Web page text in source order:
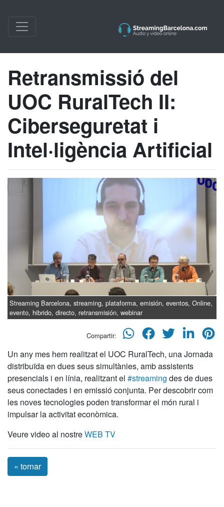
Retransmissió del
UOC RuralTech II:
Ciberseguretat i
Intel·ligència Artificial
Streaming Barcelona, streaming, plataforma, emisión, eventos, Online,
evento, hibrido, directo, retransmisión, webinar
Compartir:
Un any mes hem realitzat el UOC RuralTech, una Jornada
distribuïda en dues seus simultànies, amb assistents
presencials i en línia, realitzant el #streaming des de dues
seus conectades i en emissió conjunta. Per descobrir com
les noves tecnologies poden transformar el món rural i
impulsar la activitat econòmica.
Veure video al nostreWEB TV
« tornar